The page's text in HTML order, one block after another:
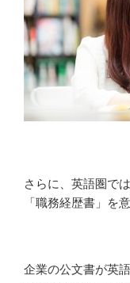
さらに、英語圏で
「職務経歴書」を
企業の公文書が英